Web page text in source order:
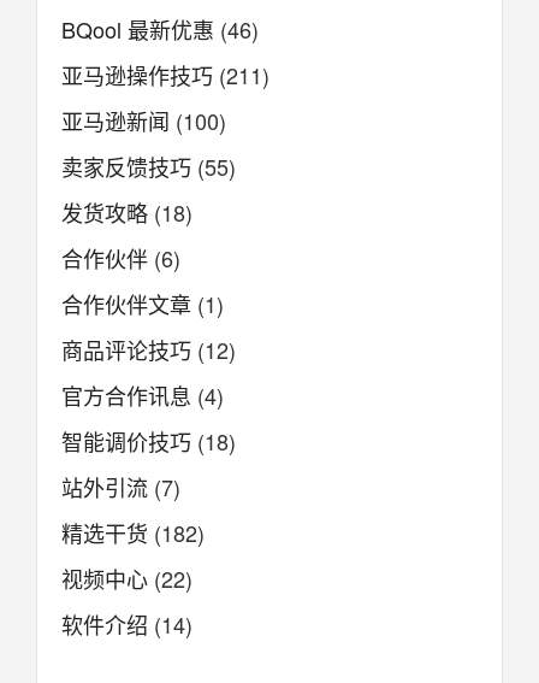
BQool 最新优惠 (46)
亚马逊操作技巧 (211)
亚马逊新闻 (100)
卖家反馈技巧 (55)
发货攻略 (18)
合作伙伴 (6)
合作伙伴文章 (1)
商品评论技巧 (12)
官方合作讯息 (4)
智能调价技巧 (18)
站外引流 (7)
精选干货 (182)
视频中心 (22)
软件介绍 (14)